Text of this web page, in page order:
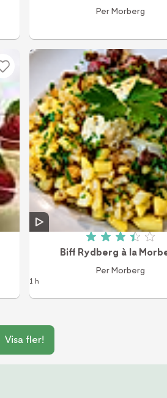
Per Morberg
röster) Betyg: 3.4
Biff Rydberg à la
Per Morberg
1 h
Visa fler!